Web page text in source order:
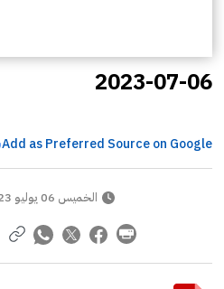
2023-07-06
Add as Preferred Source on Google
الخميس 06 يوليو 2023